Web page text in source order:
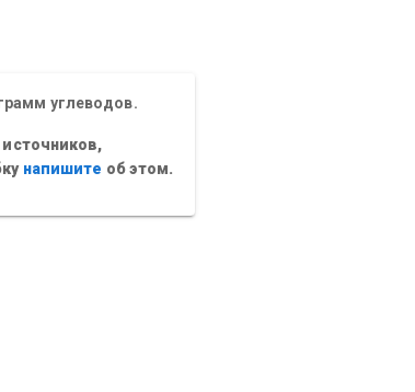
углеводов.
напишите об этом.